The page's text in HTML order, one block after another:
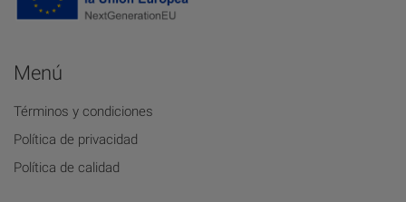
Menú
Términos y condiciones
Política de privacidad
Política de calidad